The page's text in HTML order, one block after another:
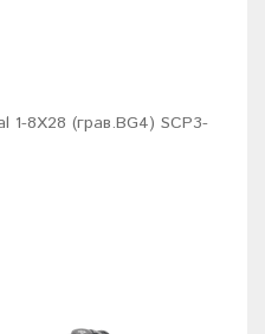
1-8X28 (грав.BG4) SCP3-